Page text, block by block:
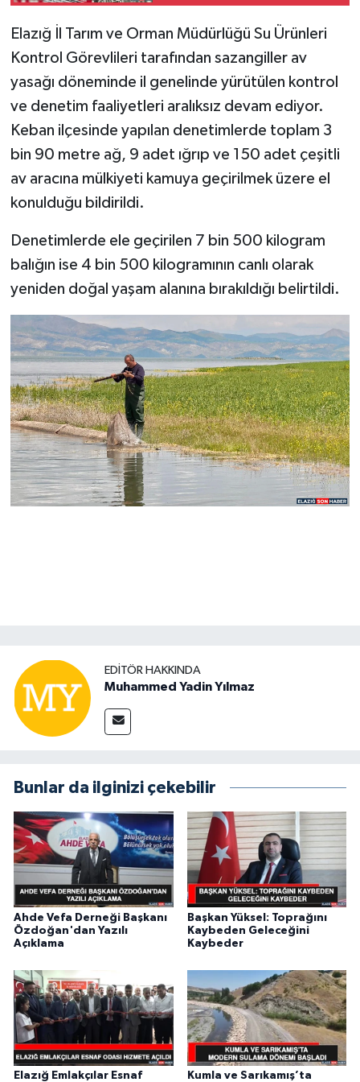
Elazığ İl Tarım ve Orman Müdürlüğü Su Ürünleri
Kontrol Görevlileri tarafından sazangiller av
yasağı döneminde il genelinde yürütülen kontrol
ve denetim faaliyetleri aralıksız devam ediyor.
Keban ilçesinde yapılan denetimlerde toplam 3
bin 90 metre ağ, 9 adet ığrıp ve 150 adet çeşitli
av aracına mülkiyeti kamuya geçirilmek üzere el
konulduğu bildirildi.
Denetimlerde ele geçirilen 7 bin 500 kilogram
balığın ise 4 bin 500 kilogramının canlı olarak
yeniden doğal yaşam alanına bırakıldığı belirtildi.
EDITÖR HAKKINDA
Muhammed Yadin Yılmaz
Bunlar da ilginizi çekebilir
Ahde Vefa Derneği Başkanı
Özdoğan'dan Yazılı
Açıklama
Başkan Yüksel: Toprağını
Kaybeden Geleceğini
Kaybeder
Elazığ Emlakçılar Esnaf Kumla ve Sarıkamış’ta
SPOR
TEKNOLOJİ